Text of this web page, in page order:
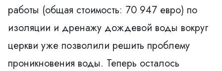
работы (общая стоимость: 70 947 евро) по
изоляции и дренажу дождевой воды вокруг
церкви уже позволили решить проблему
проникновения воды. Теперь осталось